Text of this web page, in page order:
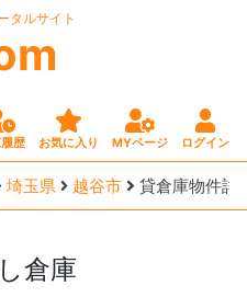
タルサイト
歴 お気に入り MYページ ログイン
埼玉県 越谷市 貸倉庫物件詳
倉庫